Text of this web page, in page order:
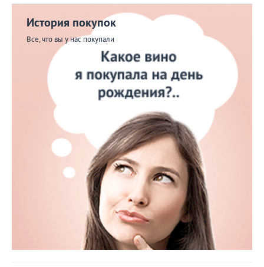
История покупок
Все, что вы у нас покупали